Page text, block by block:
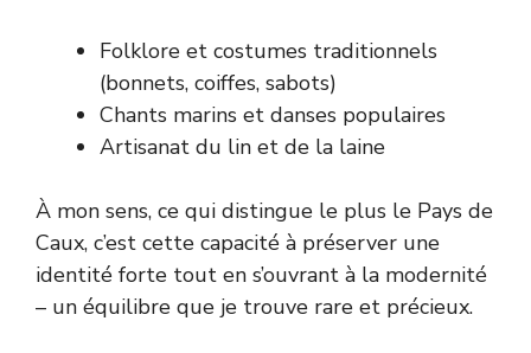
Folklore et costumes traditionnels
(bonnets, coiffes, sabots)
Chants marins et danses populaires
Artisanat du lin et de la laine
À mon sens, ce qui distingue le plus le Pays de
Caux, c’est cette capacité à préserver une
identité forte tout en s’ouvrant à la modernité
– un équilibre que je trouve rare et précieux.